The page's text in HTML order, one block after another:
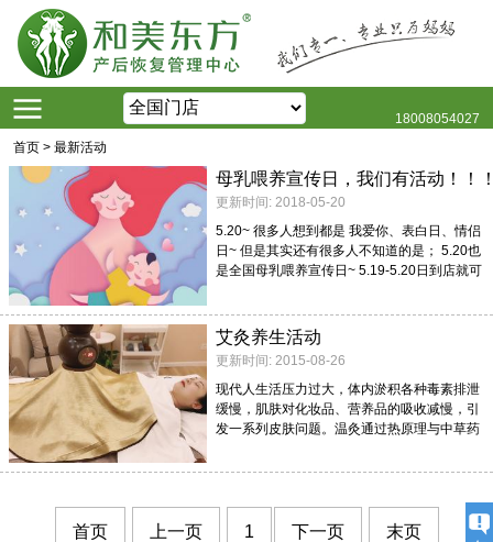
18008054027
首页 > 最新活动
母乳喂养宣传日，我们有活动！！
更新时间: 2018-05-20
5.20~ 很多人想到都是 我爱你、表白日、情侣
日~ 但是其实还有很多人不知道的是； 5.20也
是全国母乳喂养宣传日~ 5.19-5.20日到店就可
艾灸养生活动
更新时间: 2015-08-26
现代人生活压力过大，体内淤积各种毒素排泄
缓慢，肌肤对化妆品、营养品的吸收减慢，引
发一系列皮肤问题。温灸通过热原理与中草药
首页 上一页 1 下一页 末页